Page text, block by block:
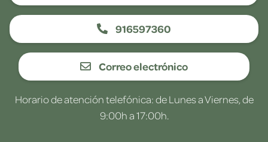
916597360
Correo electrónico
Horario de atención telefónica: de Lunes a Viernes, de
9:00h a 17:00h.